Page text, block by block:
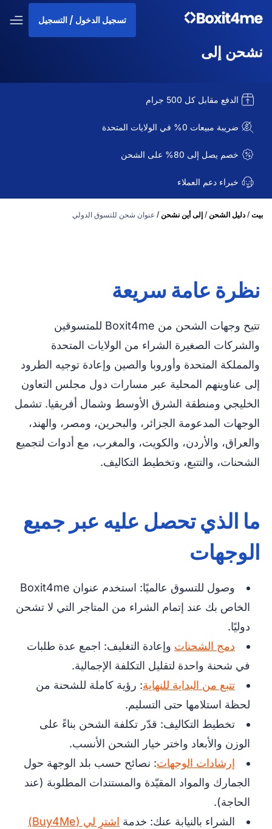
تسجيل الدخول / التسجيل
نشحن إلى
الدفع مقابل كل 500 جرام
ضريبة مبيعات 0% في الولايات المتحدة
خصم يصل إلى 80% على الشحن
خبراء دعم العملاء
بيت / دليل الشحن / إلى أين نشحن / عنوان شحن للتسوق الدولي
نظرة عامة سريعة
تتيح وجهات الشحن من Boxit4me للمتسوقين
والشركات الصغيرة الشراء من الولايات المتحدة
والمملكة المتحدة وأوروبا والصين وإعادة توجيه الطرود
إلى عناوينهم المحلية عبر مسارات دول مجلس التعاون
الخليجي ومنطقة الشرق الأوسط وشمال أفريقيا. تشمل
الوجهات المدعومة الجزائر، والبحرين، ومصر، والهند،
والعراق، والأردن، والكويت، والمغرب، مع أدوات لتجميع
الشحنات، والتتبع، وتخطيط التكاليف.
ما الذي تحصل عليه عبر جميع
الوجهات
وصول للتسوق عالميًا: استخدم عنوان Boxit4me
الخاص بك عند إتمام الشراء من المتاجر التي لا تشحن
دوليًا.
دمج الشحنات وإعادة التغليف: اجمع عدة طلبات
في شحنة واحدة لتقليل التكلفة الإجمالية.
تتبع من البداية للنهاية: رؤية كاملة للشحنة من
لحظة استلامها حتى التسليم.
تخطيط التكاليف: قدّر تكلفة الشحن بناءً على
الوزن والأبعاد واختر خيار الشحن الأنسب.
إرشادات الوجهات: نصائح حسب بلد الوجهة حول
الجمارك والمواد المقيّدة والمستندات المطلوبة (عند
الحاجة).
الشراء بالنيابة عنك: خدمة اشترِ لي (Buy4Me)